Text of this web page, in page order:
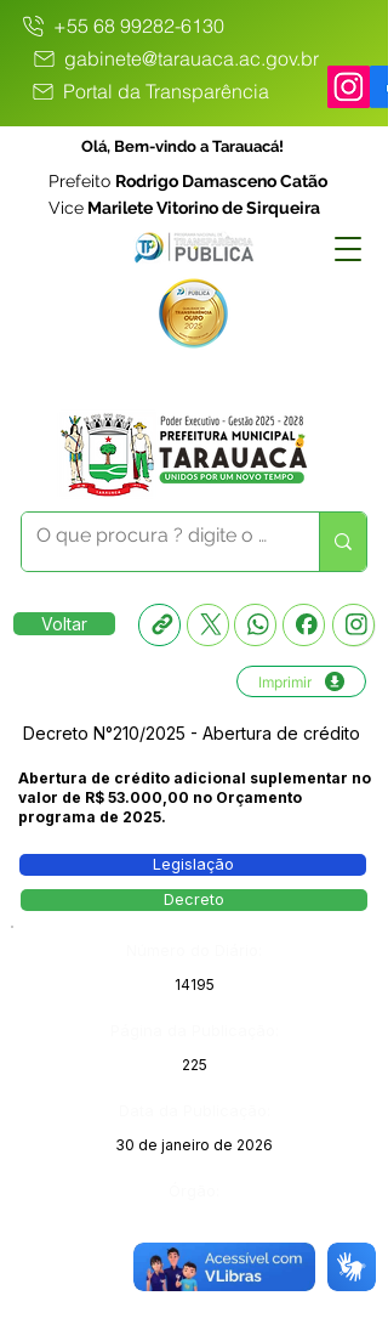
+55 68 99282-6130
gabinete@tarauaca.ac.gov.br
Portal da Transparência
Olá, Bem-vindo a Tarauacá!
Prefeito Rodrigo Damasceno Catão
Vice Marilete Vitorino de Sirqueira
Voltar
Imprimir
Decreto N°210/2025 - Abertura de crédito
Abertura de crédito adicional suplementar no
valor de R$ 53.000,00 no Orçamento
programa de 2025.
Legislação
Decreto
14195
225
30 de janeiro de 2026